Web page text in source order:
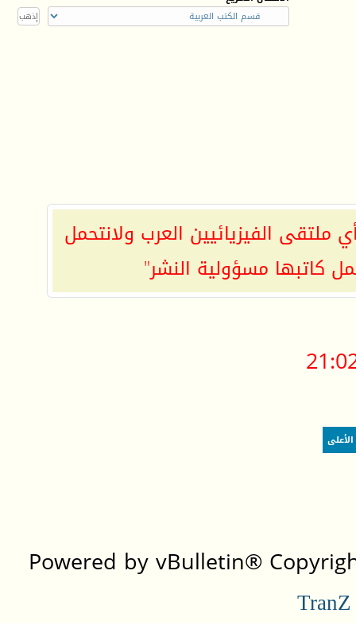
ملتقى الفيزيائيين العرب ولانتحمل
كاتبها مسؤولية النشر"
الأعلى
Powered by vBulletin®